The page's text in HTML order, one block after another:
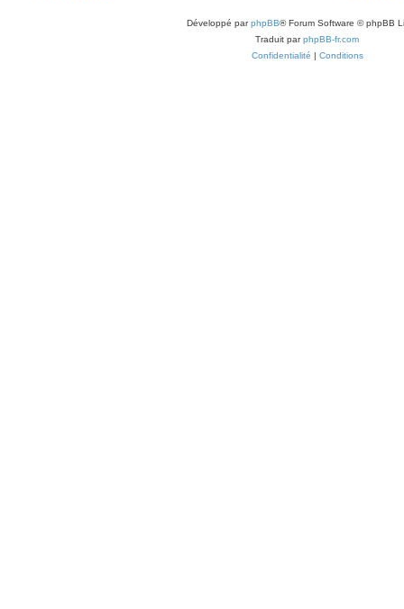
Développé parphpBB® Forum Software © phpBB
Traduit parphpBB-fr.com
Confidentialité | Conditions